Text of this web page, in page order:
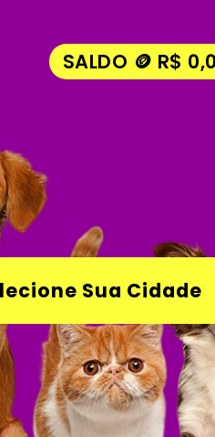
SALDO 🪙 R$
Sua Cidade